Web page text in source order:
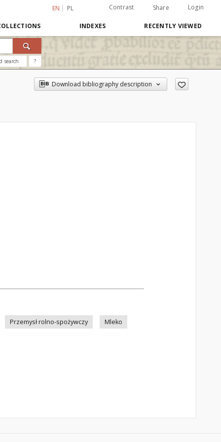
EN PL Contrast Share Login
INDEXES RECENTLY VIEWED
search ?
Download bibliography description
Przemysł rolno-spożywczy Mleko